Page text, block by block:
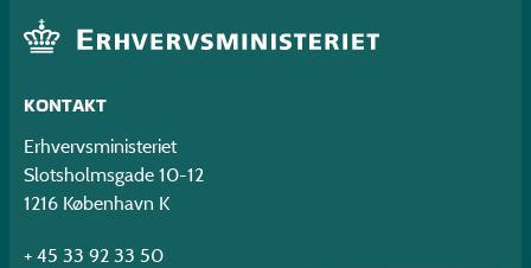
KONTAKT
Erhvervsministeriet
Slotsholmsgade 10-12
1216 København K
+ 45 33 92 33 50